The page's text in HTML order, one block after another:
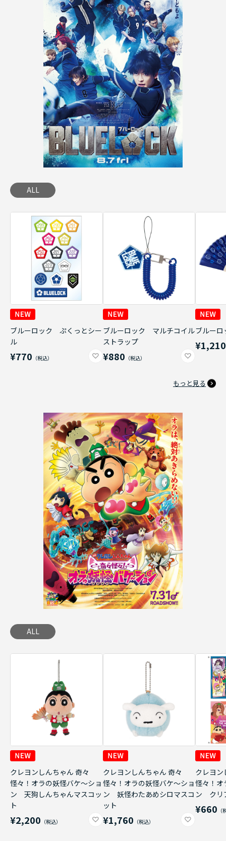
ALL
ブルーロック ぷくっとシー
ル
¥770
ブルーロック マルチコイル
ストラップ
¥880
ブルー
¥1,210
もっと見る
ALL
クレヨンしんちゃん 奇々
怪々！オラの妖怪バケ～ショ
ン 天狗しんちゃんマスコッ
ト
¥2,200
クレヨンしんちゃん 奇々
怪々！オラの妖怪バケ～ショ
ン 妖怪わたあめシロマスコ
ット
¥1,760
クレヨン
怪々！オ
ン クリ
¥660